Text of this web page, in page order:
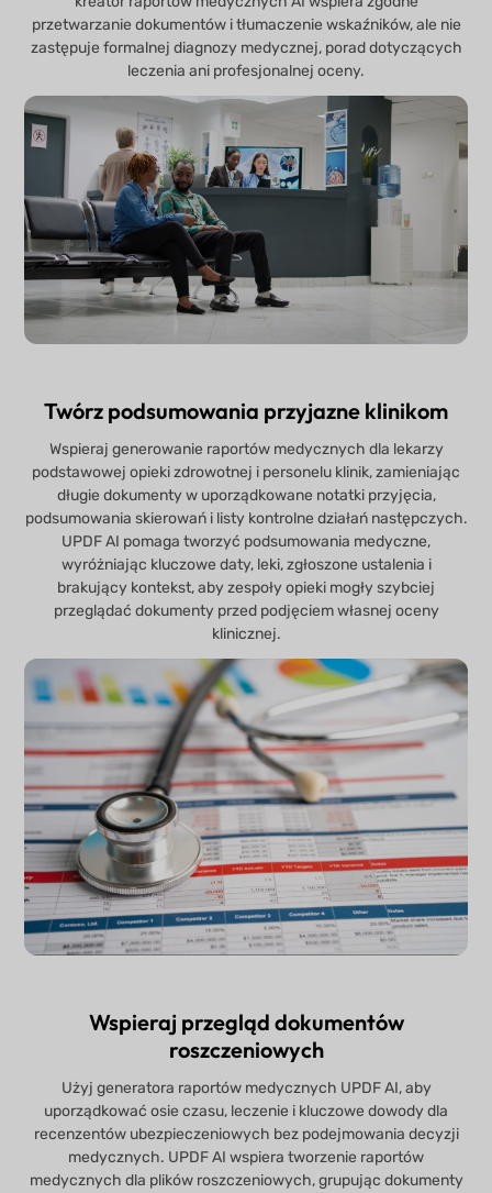
przetwarzanie dokumentów i tłumaczenie wskaźników, ale nie
zastępuje formalnej diagnozy medycznej, porad dotyczących
leczenia ani profesjonalnej oceny.
Twórz podsumowania przyjazne klinikom
Wspieraj generowanie raportów medycznych dla lekarzy
podstawowej opieki zdrowotnej i personelu klinik, zamieniając
długie dokumenty w uporządkowane notatki przyjęcia,
podsumowania skierowań i listy kontrolne działań następczych.
UPDF AI pomaga tworzyć podsumowania medyczne,
wyróżniając kluczowe daty, leki, zgłoszone ustalenia i
brakujący kontekst, aby zespoły opieki mogły szybciej
przeglądać dokumenty przed podjęciem własnej oceny
klinicznej.
Wspieraj przegląd dokumentów
roszczeniowych
Użyj generatora raportów medycznych UPDF AI, aby
uporządkować osie czasu, leczenie i kluczowe dowody dla
recenzentów ubezpieczeniowych bez podejmowania decyzji
medycznych. UPDF AI wspiera tworzenie raportów
medycznych dla plików roszczeniowych, grupując dokumenty